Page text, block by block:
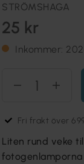
STRÖMSHAGA
25 kr
Inkommer:
Fri frakt över
Liten rund veke
fotogenlamporna